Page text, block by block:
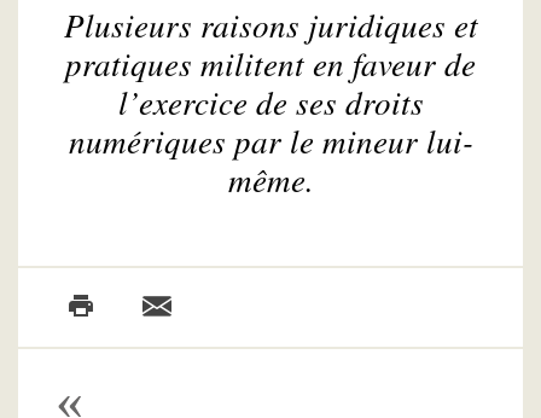
Plusieurs raisons juridiques et
pratiques militent en faveur de
l’exercice de ses droits
numériques par le mineur lui-
même.